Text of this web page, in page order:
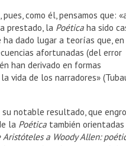
como él, pensamos que:
prestado, la Poética ha sido
dado lugar a teorías que, en
afortunadas (del error
han derivado en formas
vida de los narradores»
notable resultado, que
la Poética también orientadas
Aristóteles a Woody Allen: